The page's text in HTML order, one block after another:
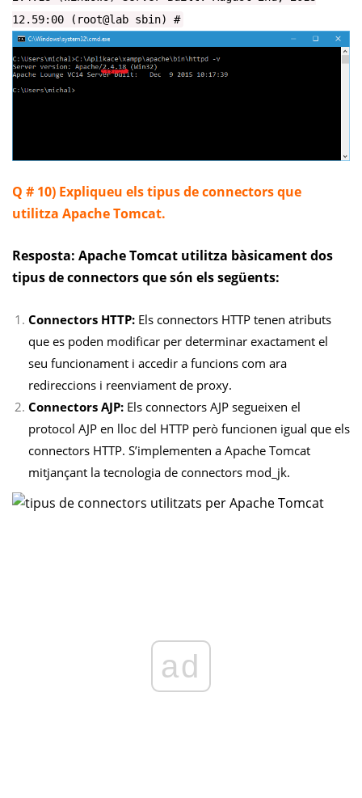
12.59:00 (root@lab sbin) #
Q # 10) Expliqueu els tipus de connectors que
utilitza Apache Tomcat.
Resposta: Apache Tomcat utilitza bàsicament dos
tipus de connectors que són els següents:
Connectors HTTP: Els connectors HTTP tenen atributs
que es poden modificar per determinar exactament el
seu funcionament i accedir a funcions com ara
redireccions i reenviament de proxy.
Connectors AJP: Els connectors AJP segueixen el
protocol AJP en lloc del HTTP però funcionen igual que els
connectors HTTP. S’implementen a Apache Tomcat
mitjançant la tecnologia de connectors mod_jk.
ad